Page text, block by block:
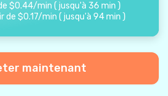
$0.44/min ( jusqu'à 36 min )
de $0.17/min ( jusqu'à 94 min )
maintenant